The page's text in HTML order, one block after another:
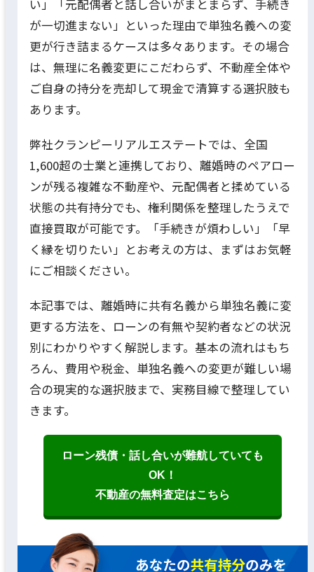
い」「元配偶者と話し合いがまとまらず、手続き
が一切進まない」といった理由で単独名義への変
更が行き詰まるケースは多々あります。その場合
は、無理に名義変更にこだわらず、不動産全体や
ご自身の持分を売却して現金で清算する選択肢も
あります。
弊社クランピーリアルエステートでは、全国
1,600超の士業と連携しており、離婚時のペアロー
ンが残る複雑な不動産や、元配偶者と揉めている
状態の共有持分でも、権利関係を整理したうえで
直接買取が可能です。「手続きが煩わしい」「早
く縁を切りたい」とお考えの方は、まずはお気軽
にご相談ください。
本記事では、離婚時に共有名義から単独名義に変
更する方法を、ローンの有無や契約者などの状況
別にわかりやすく解説します。基本の流れはもち
ろん、費用や税金、単独名義への変更が難しい場
合の現実的な選択肢まで、実務目線で整理してい
きます。
ローン残債・話し合いが難航していても
OK！
不動産の無料査定はこちら